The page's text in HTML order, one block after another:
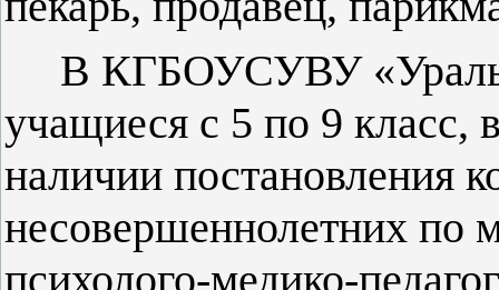
В КГБОУСУВУ
учащиеся с 5 по 9 класс,
наличии постановления
несовершеннолетних по
психолого-медико-